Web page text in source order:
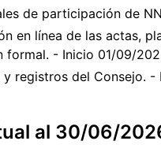
de participación de
en línea de las actas,
formal. - Inicio 01/09/
y registros del Consejo.
al 30/06/